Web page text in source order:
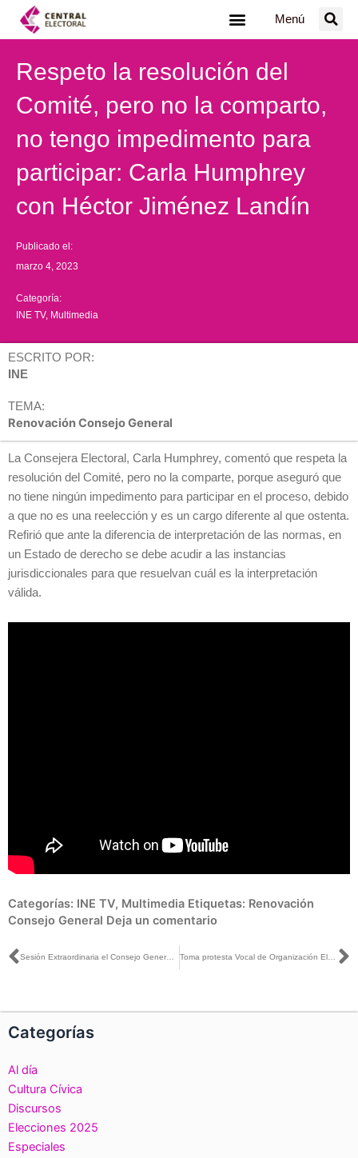
Menú
Respeto la resolución del
Comité, pero no la comparto,
no tengo impedimento para
participar: Carla Humphrey
con Héctor Jiménez Landín
Publicado el:
marzo 4, 2023
Categoría:
INE TV, Multimedia
ESCRITO POR:
INE
TEMA:
Renovación Consejo General
La Consejera Electoral, Carla Humphrey, comentó que respeta la
resolución del Comité, pero no la comparte, porque aseguró que
no tiene ningún impedimento para participar en el proceso, debido
a que no es una reelección y es un cargo diferente al que ostenta.
Refirió que ante la diferencia de interpretación de las normas, en
un Estado de derecho se debe acudir a las instancias
jurisdiccionales para que resuelvan cuál es la interpretación
válida.
Categorías: INE TV, Multimedia Etiquetas: Renovación
Consejo General Deja un comentario
Ant Toma protesta Vocal de Organización Electoral en INE Hidalgo
Categorías
Al día
Cultura Cívica
Discursos
Elecciones 2025
Especiales